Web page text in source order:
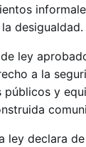
desigualdad.
ley
a la
públicos y
ley declara